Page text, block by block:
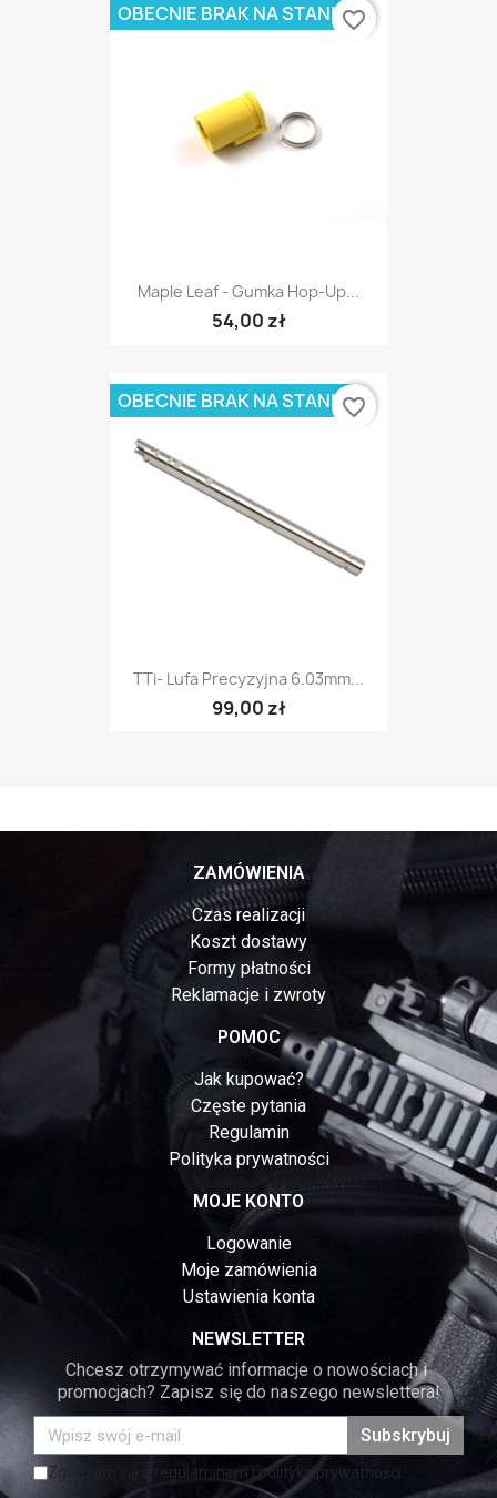
Maple Leaf - Gumka Hop-Up...
54,00 zł
OBECNIE BRAK NA STANIEfavorite_border
TTi- Lufa Precyzyjna 6.03mm...
99,00 zł
OBECNIE BRAK NA STANIEfavorite_border
ZAMÓWIENIA
Czas realizacji
Koszt dostawy
Formy płatności
Reklamacje i zwroty
POMOC
Jak kupować?
Częste pytania
Regulamin
Polityka prywatności
MOJE KONTO
Logowanie
Moje zamówienia
Ustawienia konta
NEWSLETTER
Chcesz otrzymywać informacje o nowościach i
promocjach? Zapisz się do naszego newslettera!
Subskrybuj
Zgadzam się z regulaminem i polityką prywatności